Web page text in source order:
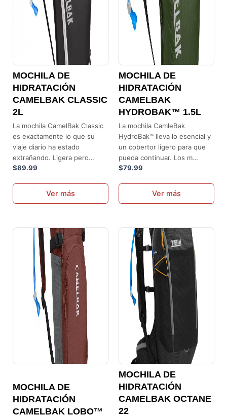
MOCHILA DE
HIDRATACIÓN
CAMELBAK CLASSIC
2L
La mochila CamelBak Classic
es exactamente lo que su
viaje diario ha estado
extrañando. Ligera pero…
$89.99
opciones
la
página
de
producto
Ver más
MOCHILA DE
HIDRATACIÓN
CAMELBAK
HYDROBAK™ 1.5L
La mochila CamleBak
HydroBak™ lleva lo esencial y
un cobertor ligero para que
pueda continuar. Los m…
$79.99
opciones
pueden
la
página
de
producto
Ver más
MOCHILA DE
HIDRATACIÓN
CAMELBAK LOBO™
Este
producto
múltiples
variantes.
opciones
la
de
producto
MOCHILA DE
HIDRATACIÓN
CAMELBAK OCTANE
22